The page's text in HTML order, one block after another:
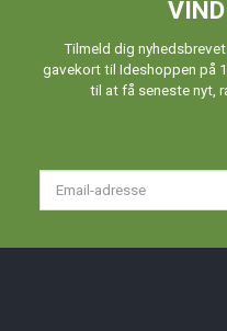
Tilmeld dig
gavekort til Ideshoppen på
til at få seneste nyt,